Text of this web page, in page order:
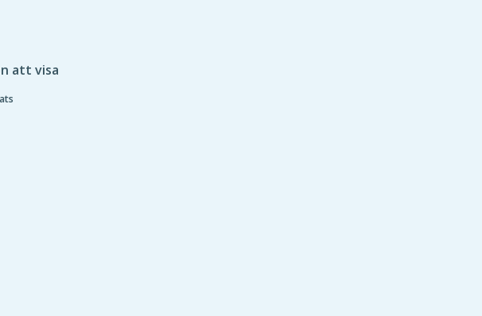
att visa